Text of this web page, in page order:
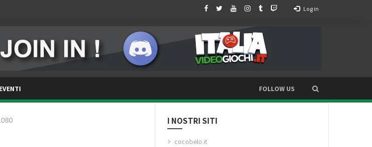
Log in
EVENTI FOLLOW US
I NOSTRI SITI
cocobelo.it